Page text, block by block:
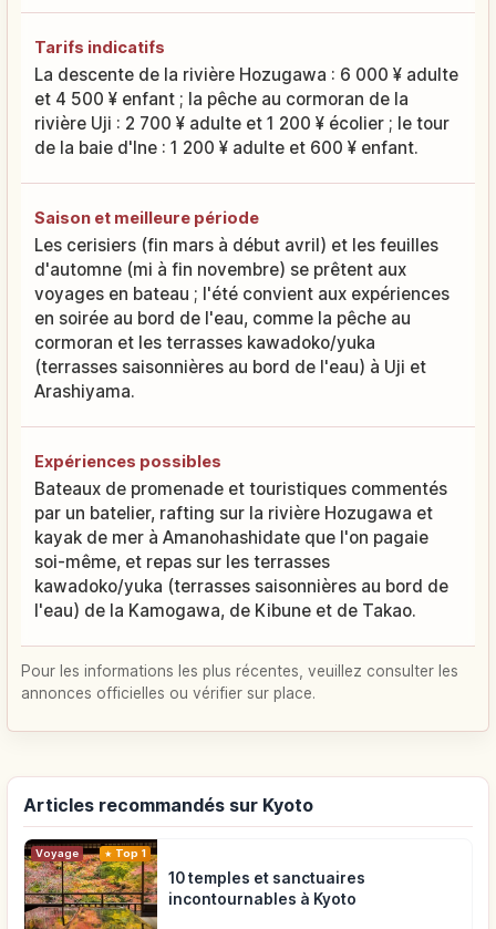
Tarifs indicatifs
La descente de la rivière Hozugawa : 6 000 ¥ adulte
et 4 500 ¥ enfant ; la pêche au cormoran de la
rivière Uji : 2 700 ¥ adulte et 1 200 ¥ écolier ; le tour
de la baie d'Ine : 1 200 ¥ adulte et 600 ¥ enfant.
Saison et meilleure période
Les cerisiers (fin mars à début avril) et les feuilles
d'automne (mi à fin novembre) se prêtent aux
voyages en bateau ; l'été convient aux expériences
en soirée au bord de l'eau, comme la pêche au
cormoran et les terrasses kawadoko/yuka
(terrasses saisonnières au bord de l'eau) à Uji et
Arashiyama.
Expériences possibles
Bateaux de promenade et touristiques commentés
par un batelier, rafting sur la rivière Hozugawa et
kayak de mer à Amanohashidate que l'on pagaie
soi-même, et repas sur les terrasses
kawadoko/yuka (terrasses saisonnières au bord de
l'eau) de la Kamogawa, de Kibune et de Takao.
Pour les informations les plus récentes, veuillez consulter les
annonces officielles ou vérifier sur place.
Articles recommandés sur Kyoto
Voyage Top 1
10 temples et sanctuaires
incontournables à Kyoto